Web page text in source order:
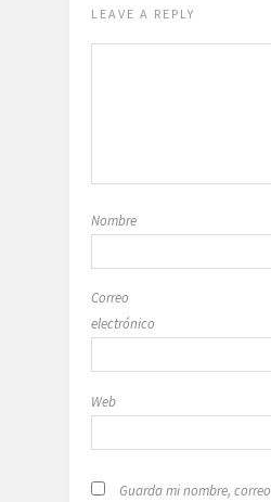
LEAVE A REPLY
Nombre
Correo
electrónico
Web
Guarda mi nombre,